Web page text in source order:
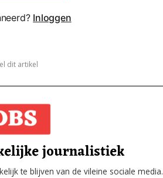
Inloggen
dit artikel
journalistiek
te blijven van de vileine sociale media.